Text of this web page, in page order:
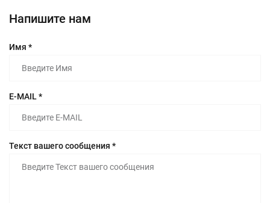
Напишите нам
Имя *
E-MAIL *
Текст вашего сообщения *